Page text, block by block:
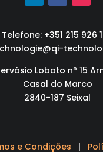
Telefone: +351 215 926
Lobato nº 15
Casal do Marco
2840-187 Seixal
e Condições |